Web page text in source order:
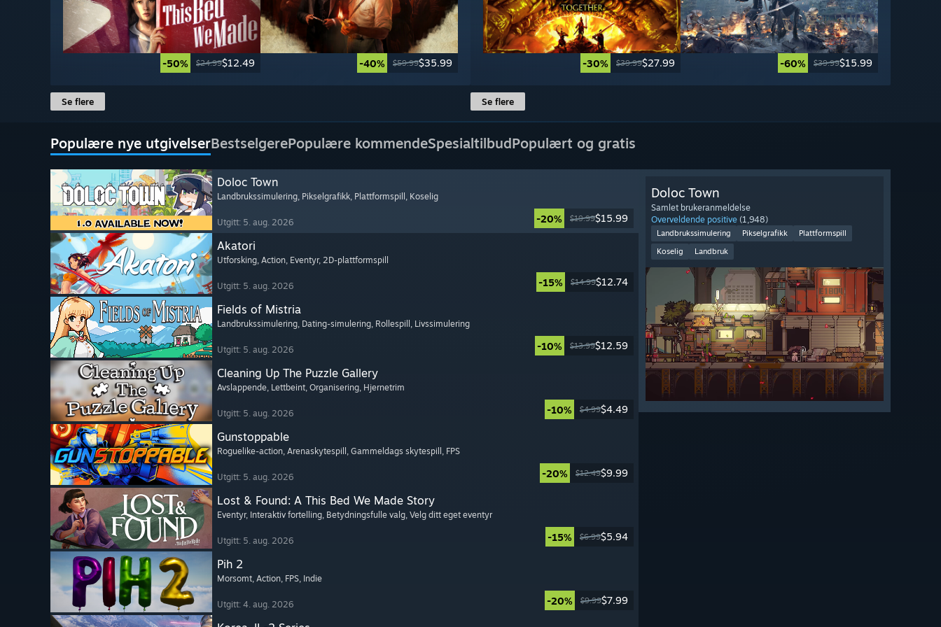
-50% $24.99$12.49 -40% $59.99$35.99
Se flere
-30% $39.99$27.99 -60% $39.99$15.99
Se flere
Populære nye utgivelserBestselgerePopulære kommendeSpesialtilbudPopulært og gratis
Doloc Town
Landbrukssimulering, Pikselgrafikk, Plattformspill , Koselig
Utgitt: 5. aug. 2026 -20% $19.99$15.99
Akatori
Utforsking, Action, Eventyr, 2D-plattformspill
Utgitt: 5. aug. 2026 -15% $14.99$12.74
Fields of Mistria
Landbrukssimulering, Dating-simulering, Rollespill , Livssimulering
Utgitt: 5. aug. 2026 -10% $13.99$12.59
Cleaning Up The Puzzle Gallery
Avslappende, Lettbeint, Organisering, Hjernetrim
Utgitt: 5. aug. 2026 -10% $4.99$4.49
Gunstoppable
Roguelike-action, Arenaskytespill , Gammeldags skytespill , FPS
Utgitt: 5. aug. 2026 -20% $12.49$9.99
Lost & Found: A This Bed We Made Story
Eventyr, Interaktiv fortelling, Betydningsfulle valg, Velg ditt eget eventyr
Utgitt: 5. aug. 2026 -15% $6.99$5.94
Pih 2
Morsomt, Action, FPS, Indie
Utgitt: 4. aug. 2026 -20% $9.99$7.99
Doloc Town
Samlet brukeranmeldelse
Overveldende positive (1,948)
Landbrukssimulering Pikselgrafikk
Plattformspill
Koselig
Landbruk